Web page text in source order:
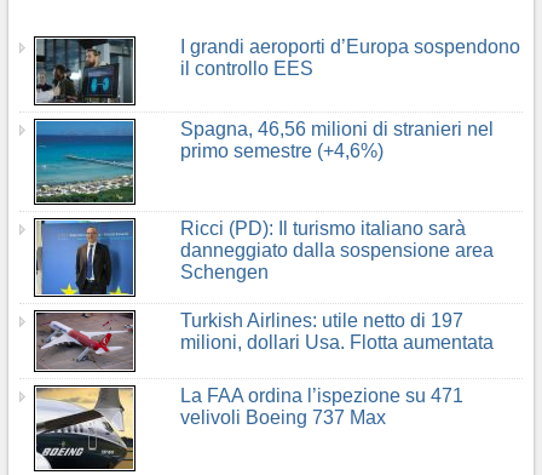
I grandi aeroporti d’Europa sospendono
il controllo EES
Spagna, 46,56 milioni di stranieri nel
primo semestre (+4,6%)
Ricci (PD): Il turismo italiano sarà
danneggiato dalla sospensione area
Schengen
Turkish Airlines: utile netto di 197
milioni, dollari Usa. Flotta aumentata
La FAA ordina l’ispezione su 471
velivoli Boeing 737 Max